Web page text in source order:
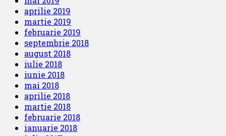
aprilie 2019
martie 2019
februarie 2019
septembrie 2018
august 2018
iulie 2018
iunie 2018
mai 2018
aprilie 2018
martie 2018
februarie 2018
ianuarie 2018